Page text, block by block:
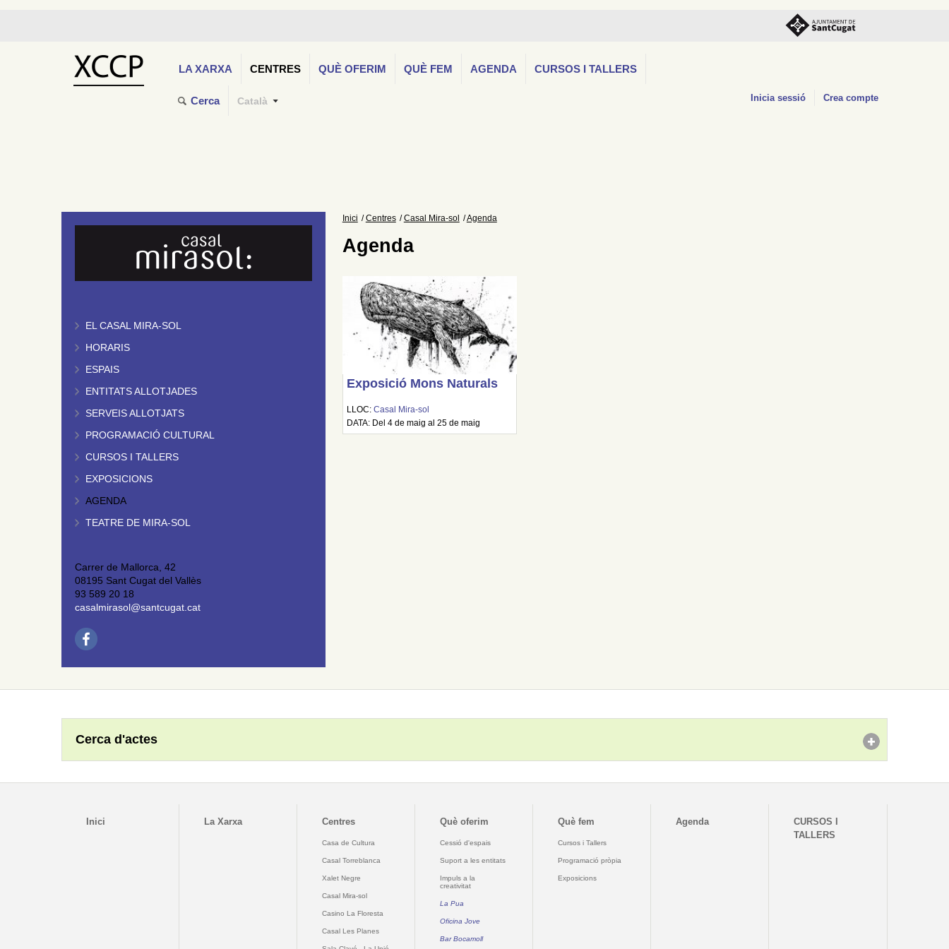
LA XARXA CENTRES QUÈ OFERIM QUÈ FEM AGENDA CURSOS I TALLERS
Cerca Català Inicia sessió Crea compte
EL CASAL MIRA-SOL
HORARIS
ESPAIS
ENTITATS ALLOTJADES
SERVEIS ALLOTJATS
PROGRAMACIÓ CULTURAL
CURSOS I TALLERS
EXPOSICIONS
AGENDA
TEATRE DE MIRA-SOL
Carrer de Mallorca, 42
08195 Sant Cugat del Vallès
93 589 20 18
casalmirasol@santcugat.cat
Inici Centres Casal Mira-sol Agenda
Agenda
Exposició Mons Naturals
LLOC: Casal Mira-sol
DATA: Del 4 de maig al 25 de maig
Cerca d'actes
Inici La Xarxa Centres
Casa de Cultura
Casal Torreblanca
Xalet Negre
Casal Mira-sol
Casino La Floresta
Casal Les Planes
Què oferim
Cessió d'espais
Suport a les entitats
Impuls a la
creativitat
La Pua
Oficina Jove
Bar Bocamoll
Què fem
Cursos i Tallers
Programació pròpia
Exposicions
Agenda
CURSOS I
TALLERS